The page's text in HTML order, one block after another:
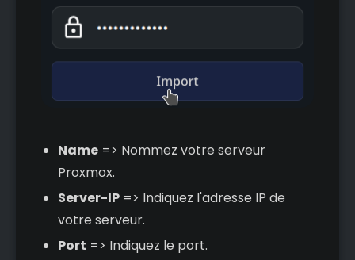
Name=> Nommez votre serveur
Proxmox.
Server-IP=> Indiquez l'adresse IP de
votre serveur.
Port => Indiquez le port.